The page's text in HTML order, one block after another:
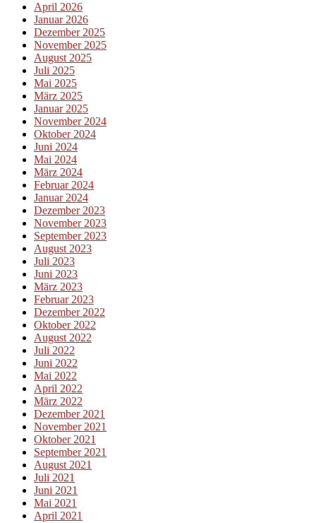
April 2026
Januar 2026
Dezember 2025
November 2025
August 2025
Juli 2025
Mai 2025
März 2025
Januar 2025
November 2024
Oktober 2024
Juni 2024
Mai 2024
März 2024
Februar 2024
Januar 2024
Dezember 2023
November 2023
September 2023
August 2023
Juli 2023
Juni 2023
März 2023
Februar 2023
Dezember 2022
Oktober 2022
August 2022
Juli 2022
Juni 2022
Mai 2022
April 2022
März 2022
Dezember 2021
November 2021
Oktober 2021
September 2021
August 2021
Juli 2021
Juni 2021
Mai 2021
April 2021